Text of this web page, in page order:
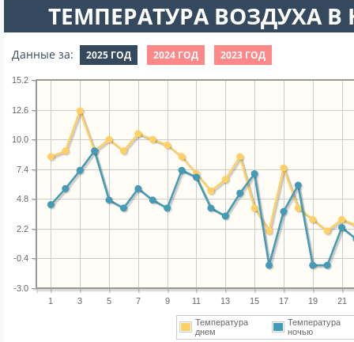
ТЕМПЕРАТУРА ВОЗДУХА В
Данные за: 2025 ГОД 2024 ГОД 2023 ГОД
1 3 5 7 9 11 13 15 17 19 21
-3.0
-0.4
2.2
4.8
7.4
10.0
12.6
15.2
Температура
днем
Температура
ночью